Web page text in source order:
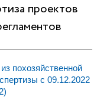
проектов
похозяйственной
с 09.12.2022